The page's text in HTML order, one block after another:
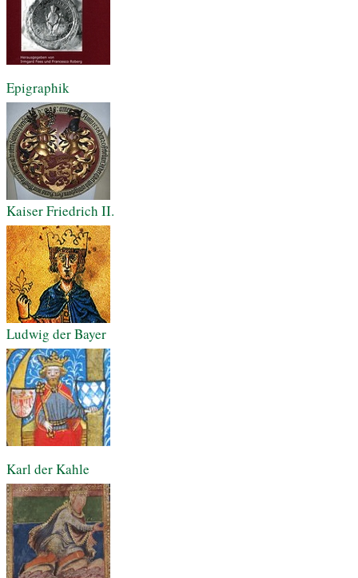
Epigraphik
Kaiser Friedrich II.
Ludwig der Bayer
Karl der Kahle